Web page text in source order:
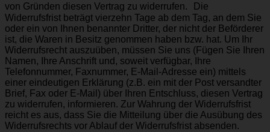
von Gründen diesen Vertrag zu widerrufen. Die
Widerrufsfrist beträgt vierzehn Tage ab dem Tag, an dem Sie
oder ein von Ihnen benannter Dritter, der nicht der Beförderer
ist, die Waren in Besitz genommen haben bzw. hat. Um Ihr
Widerrufsrecht auszuüben, müssen Sie uns (Fügen Sie Ihren
Namen, Ihre Anschrift und, soweit verfügbar, Ihre
Telefonnummer, Faxnummer, E-Mail-Adresse ein) mittels
einer eindeutigen Erklärung (z.B. ein mit der Post versandter
Brief, Fax oder E-Mail) über Ihren Entschluss, diesen Vertrag
zu widerrufen, informieren. Zur Wahrung der Widerrufsfrist
reicht es aus, dass Sie die Mitteilung über die Ausübung des
Widerrufsrechts vor Ablauf der Widerrufsfrist absenden.